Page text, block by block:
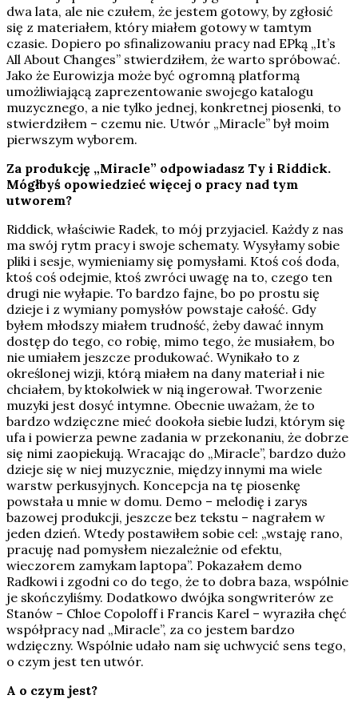
dwa lata, ale nie czułem, że jestem gotowy, by zgłosić
się z materiałem, który miałem gotowy w tamtym
czasie. Dopiero po sfinalizowaniu pracy nad EPką „It’s
All About Changes” stwierdziłem, że warto spróbować.
Jako że Eurowizja może być ogromną platformą
umożliwiającą zaprezentowanie swojego katalogu
muzycznego, a nie tylko jednej, konkretnej piosenki, to
stwierdziłem – czemu nie. Utwór „Miracle” był moim
pierwszym wyborem.
Za produkcję „Miracle” odpowiadasz Ty i Riddick.
Mógłbyś opowiedzieć więcej o pracy nad tym
utworem?
Riddick, właściwie Radek, to mój przyjaciel. Każdy z nas
ma swój rytm pracy i swoje schematy. Wysyłamy sobie
pliki i sesje, wymieniamy się pomysłami. Ktoś coś doda,
ktoś coś odejmie, ktoś zwróci uwagę na to, czego ten
drugi nie wyłapie. To bardzo fajne, bo po prostu się
dzieje i z wymiany pomysłów powstaje całość. Gdy
byłem młodszy miałem trudność, żeby dawać innym
dostęp do tego, co robię, mimo tego, że musiałem, bo
nie umiałem jeszcze produkować. Wynikało to z
określonej wizji, którą miałem na dany materiał i nie
chciałem, by ktokolwiek w nią ingerował. Tworzenie
muzyki jest dosyć intymne. Obecnie uważam, że to
bardzo wdzięczne mieć dookoła siebie ludzi, którym się
ufa i powierza pewne zadania w przekonaniu, że dobrze
się nimi zaopiekują. Wracając do „Miracle”, bardzo dużo
dzieje się w niej muzycznie, między innymi ma wiele
warstw perkusyjnych. Koncepcja na tę piosenkę
powstała u mnie w domu. Demo – melodię i zarys
bazowej produkcji, jeszcze bez tekstu – nagrałem w
jeden dzień. Wtedy postawiłem sobie cel: „wstaję rano,
pracuję nad pomysłem niezależnie od efektu,
wieczorem zamykam laptopa”. Pokazałem demo
Radkowi i zgodni co do tego, że to dobra baza, wspólnie
je skończyliśmy. Dodatkowo dwójka songwriterów ze
Stanów – Chloe Copoloff i Francis Karel – wyraziła chęć
współpracy nad „Miracle”, za co jestem bardzo
wdzięczny. Wspólnie udało nam się uchwycić sens tego,
o czym jest ten utwór.
A o czym jest?